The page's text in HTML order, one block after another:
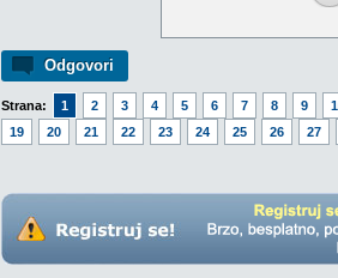
Odgovori
Strana: 1 2 3 4 5 6 7 8 9
19
20 21 22 23 24 25 26 27